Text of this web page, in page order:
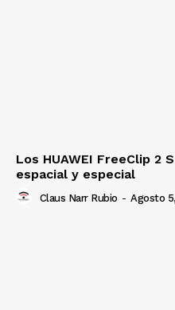
Los HUAWEI FreeClip 2
espacial y especial
Claus Narr Rubio - Agosto